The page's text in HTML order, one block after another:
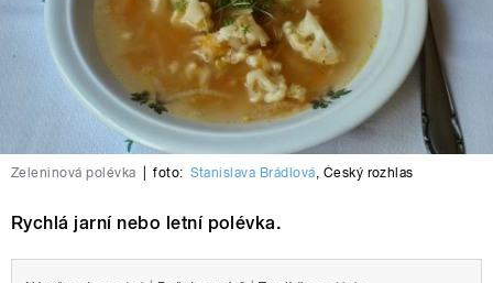
Zeleninová polévka foto: Stanislava Brádlová, Český rozhlas
Rychlá jarní nebo letní polévka.